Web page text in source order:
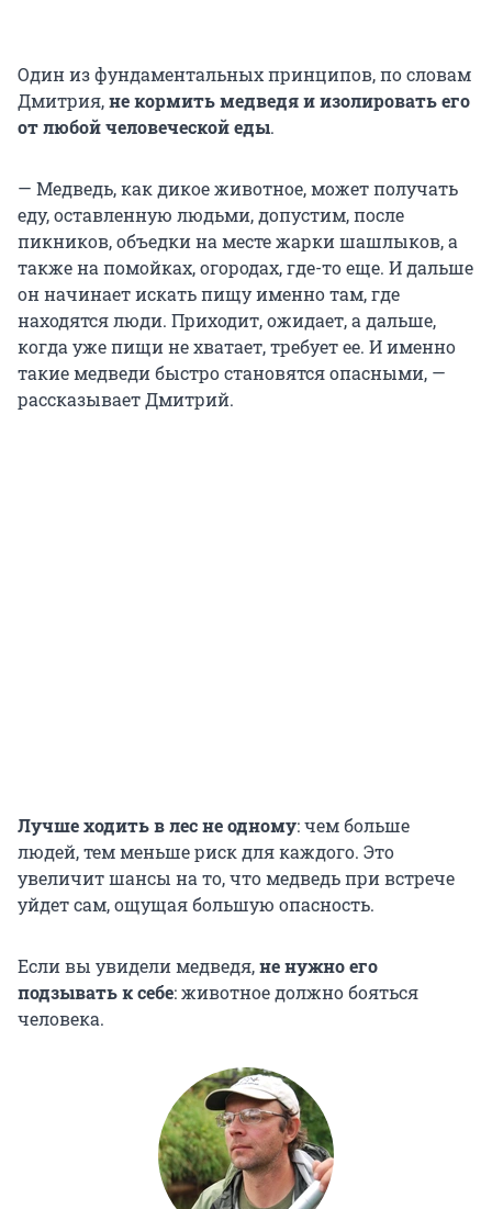
Один из фундаментальных принципов, по словам
Дмитрия,не кормить медведя и изолировать его
от любой человеческой еды.
— Медведь, как дикое животное, может получать
еду, оставленную людьми, допустим, после
пикников, объедки на месте жарки шашлыков, а
также на помойках, огородах, где-то еще. И дальше
он начинает искать пищу именно там, где
находятся люди. Приходит, ожидает, а дальше,
когда уже пищи не хватает, требует ее. И именно
такие медведи быстро становятся опасными, —
рассказывает Дмитрий.
Лучше ходить в лес не одному: чем больше
людей, тем меньше риск для каждого. Это
увеличит шансы на то, что медведь при встрече
уйдет сам, ощущая большую опасность.
Если вы увидели медведя,не нужно его
подзывать к себе: животное должно бояться
человека.